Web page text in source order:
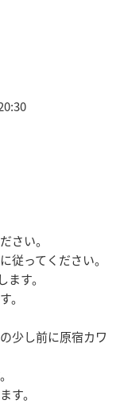
さい。
従ってください。
す。
。
少し前に原宿カワ
す。